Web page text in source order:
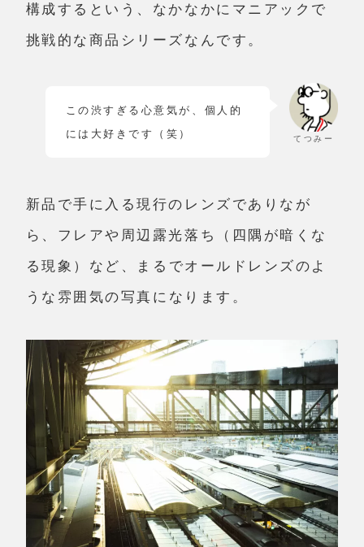
構成するという、なかなかにマニアックで
挑戦的な商品シリーズなんです。
てつみー
この渋すぎる心意気が、個人的
には大好きです（笑）
新品で手に入る現行のレンズでありなが
ら、フレアや周辺露光落ち（四隅が暗くな
る現象）など、
まるでオールドレンズのよ
うな雰囲気の写真になります。